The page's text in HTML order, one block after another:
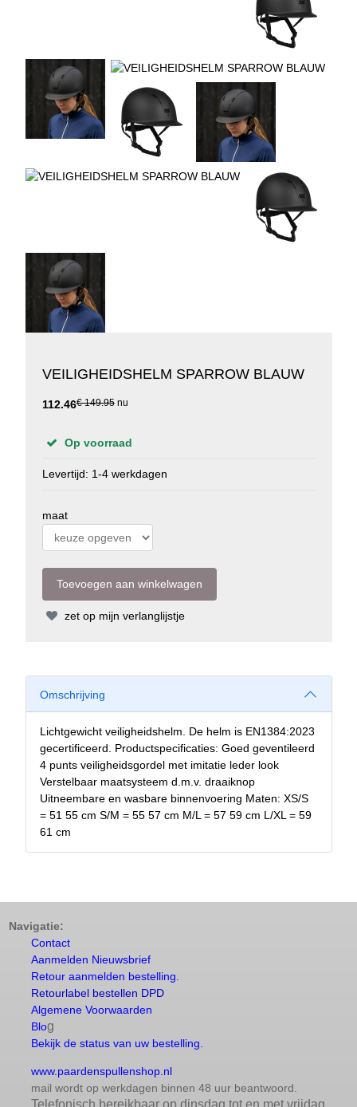
VEILIGHEIDSHELM SPARROW BLAUW
112.46€ 149.95nu
Op voorraad
Levertijd: 1-4 werkdagen
maat
zet op mijn verlanglijstje
Omschrijving
Lichtgewicht veiligheidshelm. De helm is EN1384:2023
gecertificeerd. Productspecificaties: Goed geventileerd
4 punts veiligheidsgordel met imitatie leder look
Verstelbaar maatsysteem d.m.v. draaiknop
Uitneembare en wasbare binnenvoering Maten: XS/S
= 51 55 cm S/M = 55 57 cm M/L = 57 59 cm L/XL = 59
61 cm
Navigatie:
Contact
Aanmelden Nieuwsbrief
Retour aanmelden bestelling.
Retourlabel bestellen DPD
Algemene Voorwaarden
Blog
Bekijk de status van uw bestelling.
www.paardenspullenshop.nl
mail wordt op werkdagen binnen 48 uur beantwoord.